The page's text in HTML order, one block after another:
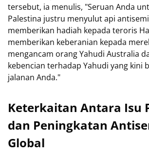
tersebut, ia menulis, "Seruan Anda
Palestina justru menyulut api
memberikan hadiah kepada teroris
memberikan keberanian kepada
mengancam orang Yahudi Australia
kebencian terhadap Yahudi yang kini
jalanan Anda."
Keterkaitan Antara Isu
dan Peningkatan
Global